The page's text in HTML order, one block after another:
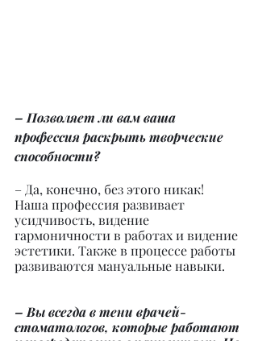
– Позволяет ли вам ваша
профессия раскрыть творческие
способности?
– Да, конечно, без этого никак!
Наша профессия развивает
усидчивость, видение
гармоничности в работах и видение
эстетики. Также в процессе работы
развиваются мануальные навыки.
– Вы всегда в тени врачей-
стоматологов, которые работают